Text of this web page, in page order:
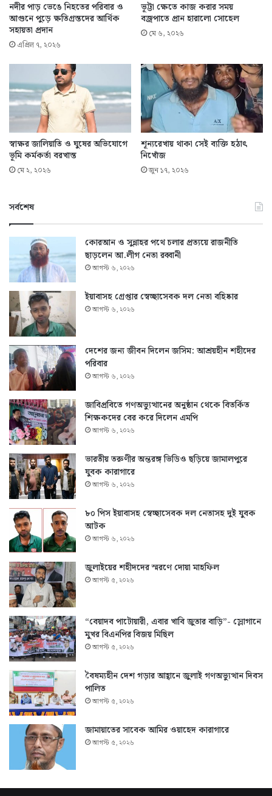
নদীর পাড় ভেঙে নিহতের পরিবার ও
আগুনে পুড়ে ক্ষতিগ্রস্তদের আর্থিক
সহায়তা প্রদান
এপ্রিল ৭, ২০২৬
ভূট্টা ক্ষেতে কাজ করার সময়
বজ্রপাতে প্রান হারালো সোহেল
মে ৬, ২০২৬
স্বাক্ষর জালিয়াতি ও ঘুষের অভিযোগে
ভূমি কর্মকর্তা বরখাস্ত
মে ২, ২০২৬
শূন্যরেখায় থাকা সেই ব্যক্তি হঠাৎ
নিখোঁজ
জুন ১৭, ২০২৬
সর্বশেষ
কোরআন ও সুন্নাহর পথে চলার প্রত্যয়ে রাজনীতি
ছাড়লেন আ.লীগ নেতা রব্বানী
আগস্ট ৬, ২০২৬
ইয়াবাসহ গ্রেপ্তার স্বেচ্ছাসেবক দল নেতা বহিষ্কার
আগস্ট ৬, ২০২৬
দেশের জন্য জীবন দিলেন জসিম: আশ্রয়হীন শহীদের
পরিবার
আগস্ট ৬, ২০২৬
জাবিপ্রবিতে গণঅভ্যুত্থানের অনুষ্ঠান থেকে বিতর্কিত
শিক্ষকদের বের করে দিলেন এমপি
আগস্ট ৬, ২০২৬
ভারতীয় তরুণীর অন্তরঙ্গ ভিডিও ছড়িয়ে জামালপুরে
যুবক কারাগারে
আগস্ট ৬, ২০২৬
৮০ পিস ইয়াবাসহ স্বেচ্ছাসেবক দল নেতাসহ দুই যুবক
আটক
আগস্ট ৬, ২০২৬
জুলাইয়ের শহীদদের স্মরণে দোয়া মাহফিল
আগস্ট ৫, ২০২৬
“বেয়াদব পাটোয়ারী, এবার খাবি জুতার বাড়ি”- স্লোগানে
মুখর বিএনপির বিজয় মিছিল
আগস্ট ৫, ২০২৬
বৈষম্যহীন দেশ গড়ার আহ্বানে জুলাই গণঅভ্যুত্থান দিবস
পালিত
আগস্ট ৫, ২০২৬
জামায়াতের সাবেক আমির ওয়াহেদ কারাগারে
আগস্ট ৫, ২০২৬